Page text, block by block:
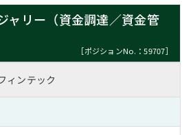
ャリー（資金調達／資金管
［ポジションNo.：59707］
ィンテック